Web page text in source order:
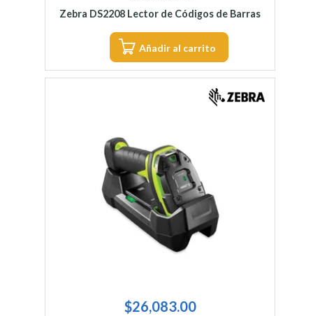
Zebra DS2208 Lector de Códigos de Barras
Añadir al carrito
$26,083.00